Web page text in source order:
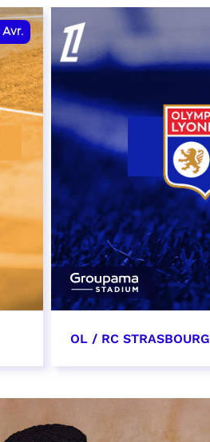
Avr.
OL / RC STRASBOURG
RÉSERVER